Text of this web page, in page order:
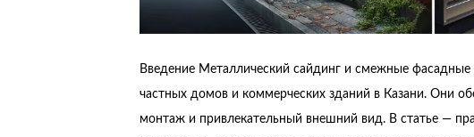
Введение Металлический сайдинг и смежные
частных домов и коммерческих зданий в Казани. Они
монтаж и привлекательный внешний вид. В статье —